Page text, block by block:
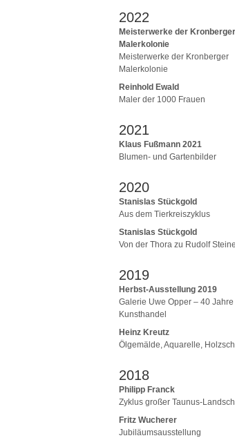
2022
Meisterwerke der Kronberger
Malerkolonie
Meisterwerke der Kronberger
Malerkolonie
Reinhold Ewald
Maler der 1000 Frauen
2021
Klaus Fußmann 2021
Blumen- und Gartenbilder
2020
Stanislas Stückgold
Aus dem Tierkreiszyklus
Stanislas Stückgold
Von der Thora zu Rudolf
2019
Herbst-Ausstellung 2019
Galerie Uwe Opper – 40 Jahre
Kunsthandel
Heinz Kreutz
Ölgemälde, Aquarelle,
2018
Philipp Franck
Zyklus großer Taunus-
Fritz Wucherer
Jubiläumsausstellung